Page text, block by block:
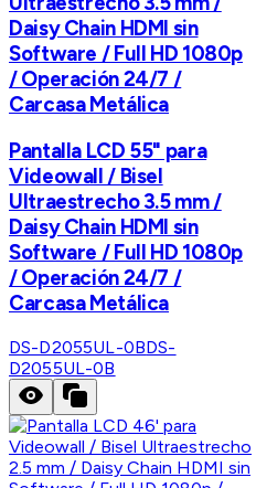
Daisy Chain HDMI sin
Software / Full HD 1080p
/ Operación 24/7 /
Carcasa Metálica
Pantalla LCD 55" para
Videowall / Bisel
Ultraestrecho 3.5 mm /
Daisy Chain HDMI sin
Software / Full HD 1080p
/ Operación 24/7 /
Carcasa Metálica
DS-D2055UL-0BDS-
D2055UL-0B